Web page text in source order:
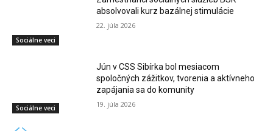
Sociálne veci
absolvovali kurz bazálnej stimulácie
22. júla 2026
Sociálne veci
Jún v CSS Sibírka bol mesiacom
spoločných zážitkov, tvorenia a aktívneho
zapájania sa do komunity
19. júla 2026